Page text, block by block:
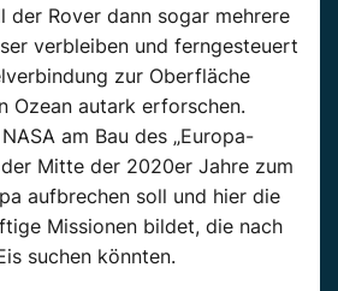
der Rover dann sogar mehrere
verbleiben und ferngesteuert
zur Oberfläche
Ozean autark erforschen.
am Bau des „Europa-
Mitte der 2020er Jahre zum
aufbrechen soll und hier die
Missionen bildet, die nach
suchen könnten.